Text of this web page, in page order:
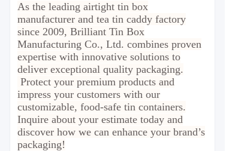
As the leading airtight tin box
manufacturer and tea tin caddy factory
since 2009, Brilliant Tin Box
Manufacturing Co., Ltd. combines proven
expertise with innovative solutions to
deliver exceptional quality packaging.
Protect your premium products and
impress your customers with our
customizable, food-safe tin containers.
Inquire about your estimate today and
discover how we can enhance your brand’s
packaging!